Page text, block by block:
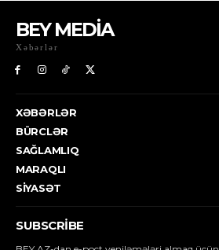
BEY MEDİA
Xəbərlər
XƏBƏRLƏR
BÜRCLƏR
SAĞLAMLIQ
MARAQLI
SIYASƏT
SUBSCRIBE